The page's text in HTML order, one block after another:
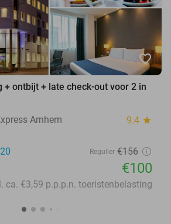
favorite_border
+ ontbijt + late check-out voor 2 in
Arnhem
9.4 star
Regulier €156
€100
ca. €3,59 p.p.p.n. toeristenbelasting